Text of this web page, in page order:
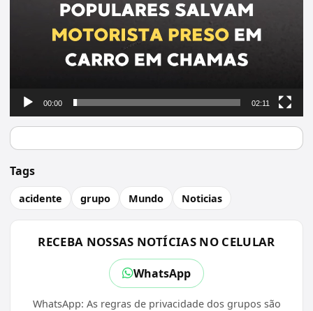
00:00 02:11
Tags
acidente grupo Mundo Noticias
RECEBA NOSSAS NOTÍCIAS NO CELULAR
WhatsApp
WhatsApp: As regras de privacidade dos grupos são